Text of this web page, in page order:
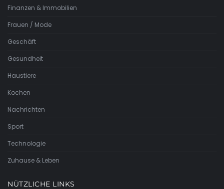
Finanzen & Immobilien
Frauen / Mode
Geschäft
Gesundheit
Haustiere
Kochen
Nachrichten
Sport
Technologie
Zuhause & Leben
NÜTZLICHE LINKS